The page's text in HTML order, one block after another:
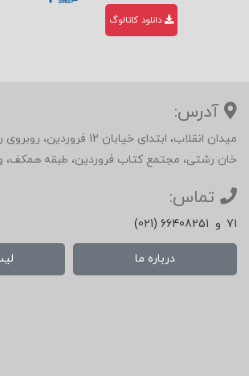
دانلود کاتالوگ
آدرس:
میدان انقلاب، ابتدای خیابان
خان رشتی، مجتمع کتاب فروردین، طبقه همکف،
تماس:
(021) 66408251 و 71
درباره ما